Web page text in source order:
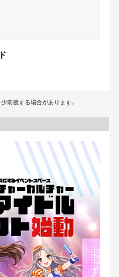
前後する場合があります。